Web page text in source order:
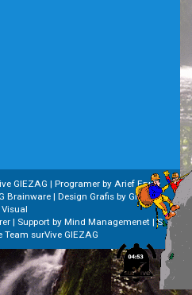
GIEZAG | Programer by Arief Erwin
Brainware | Design Grafis by GIEZAG
Visual
| Support by Mind Managemenet | S-
Team surVive GIEZAG